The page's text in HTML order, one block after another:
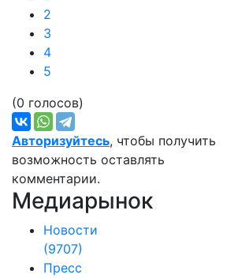
2
3
4
5
(0 голосов)
Авторизуйтесь, чтобы получить
возможность оставлять
комментарии.
Медиарынок
Новости
(9707)
Пресс